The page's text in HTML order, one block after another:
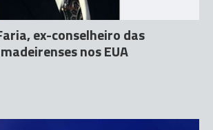
ex-conselheiro das
nos EUA